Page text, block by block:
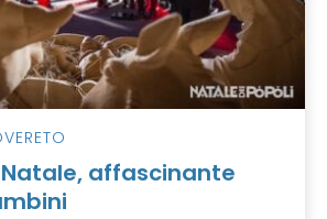
affascinante